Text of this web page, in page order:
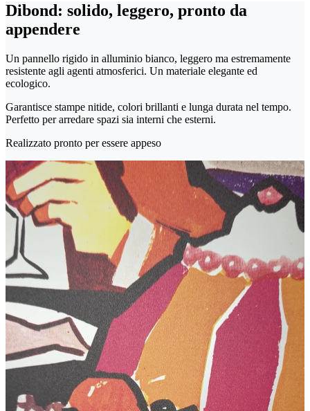
Dibond: solido, leggero, pronto da
appendere
Un pannello rigido in alluminio bianco, leggero ma estremamente
resistente agli agenti atmosferici. Un materiale elegante ed
ecologico.
Garantisce stampe nitide, colori brillanti e lunga durata nel tempo.
Perfetto per arredare spazi sia interni che esterni.
Realizzato pronto per essere appeso